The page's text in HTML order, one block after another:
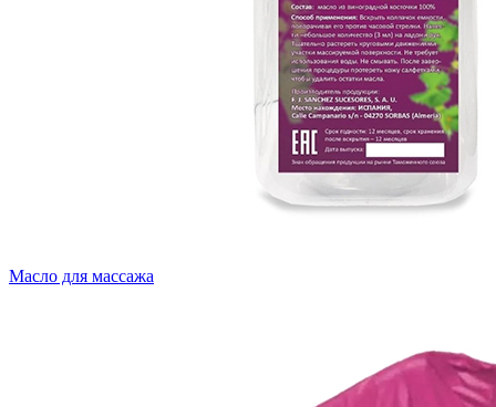
Масло для массажа